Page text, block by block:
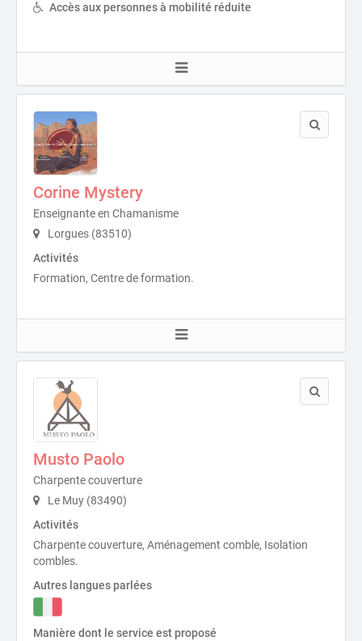
Accès aux personnes à mobilité réduite
Corine Mystery
Enseignante en Chamanisme
Lorgues (83510)
Activités
Formation, Centre de formation.
Musto Paolo
Charpente couverture
Le Muy (83490)
Activités
Charpente couverture, Aménagement comble, Isolation
combles.
Autres langues parlées
Manière dont le service est proposé